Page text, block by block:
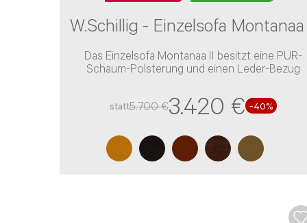
Nachricht*
W.Schillig - Einzelsofa Montanaa
Das Einzelsofa Montanaa II besitzt eine PUR-
Schaum-Polsterung und einen Leder-Bezug
statt5.700 €3.420 € -40%